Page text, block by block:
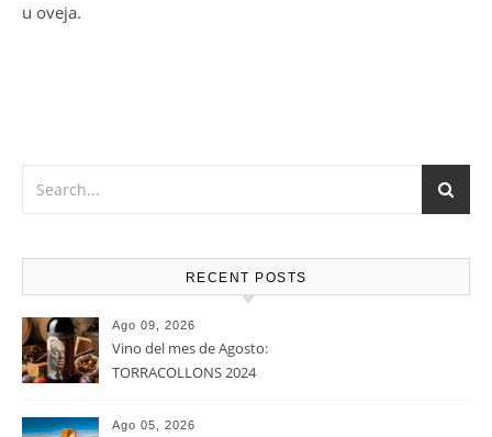
u oveja.
RECENT POSTS
Ago 09, 2026
Vino del mes de Agosto:
TORRACOLLONS 2024
Ago 05, 2026